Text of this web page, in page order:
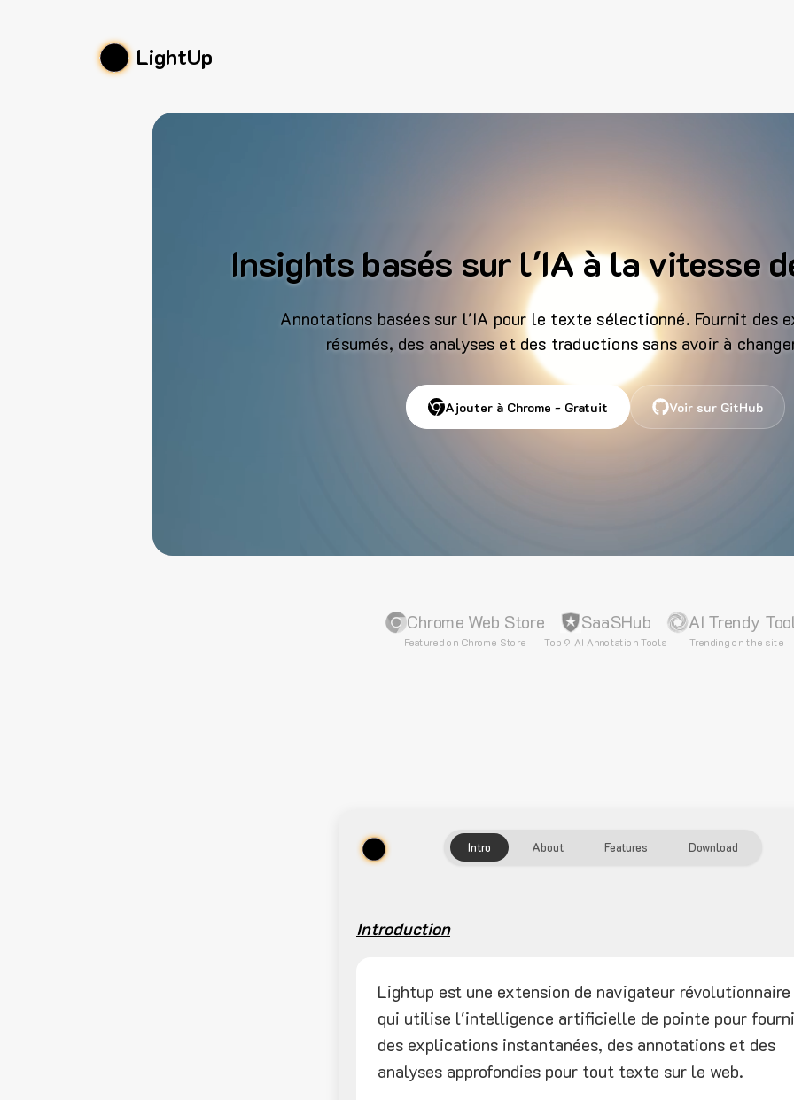
LightUp
Insights basés sur l'IA à la vitesse
Annotations basées sur l'IA pour le texte sélectionné. Fournit des
résumés, des analyses et des traductions sans avoir à
Ajouter à Chrome - Gratuit Voir sur GitHub
Chrome Web Store
Featured on Chrome Store
SaaSHub
Top 9 AI Annotation Tools
AI Trendy
Trending on the site
Intro About Features Download
Introduction
Lightup est une extension de navigateur révolutionnaire
qui utilise l'intelligence artificielle de pointe pour
des explications instantanées, des annotations et des
analyses approfondies pour tout texte sur le web.